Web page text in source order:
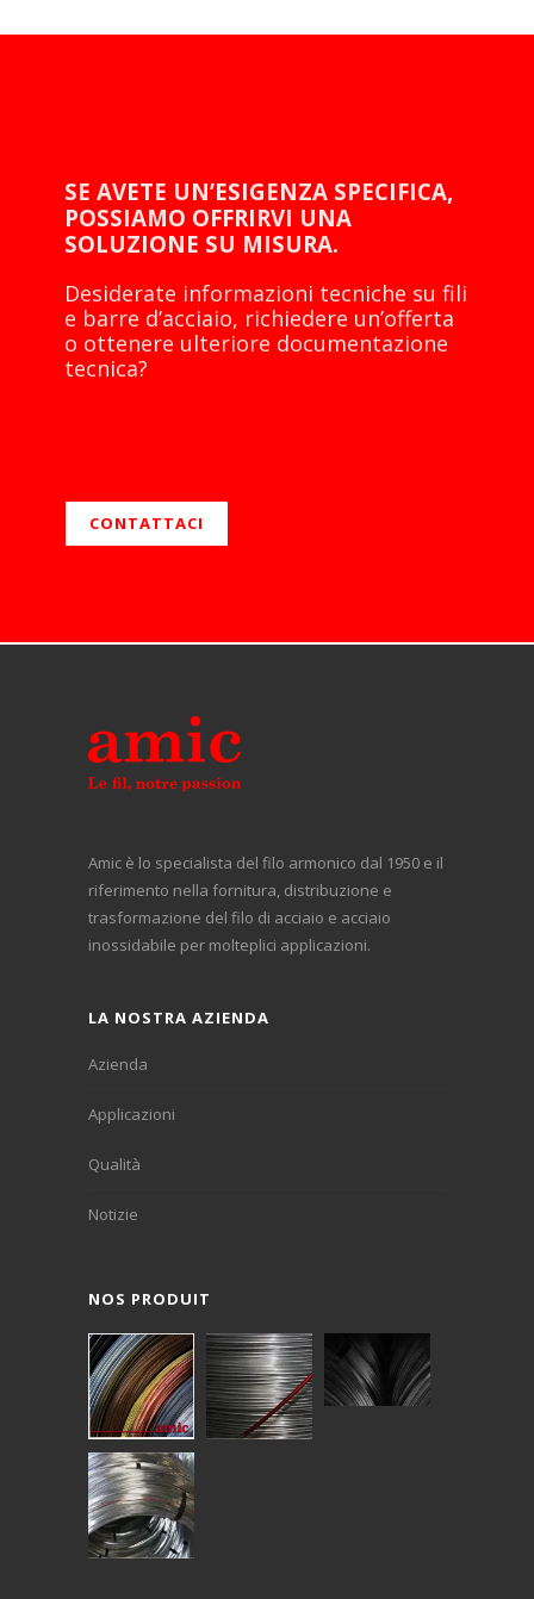
SE AVETE UN’ESIGENZA SPECIFICA,
POSSIAMO OFFRIRVI UNA
SOLUZIONE SU MISURA.
Desiderate informazioni tecniche su fili
e barre d’acciaio, richiedere un’offerta
o ottenere ulteriore documentazione
tecnica?
CONTATTACI
Amic è lo specialista del filo armonico dal 1950 e il
riferimento nella fornitura, distribuzione e
trasformazione del filo di acciaio e acciaio
inossidabile per molteplici applicazioni.
LA NOSTRA AZIENDA
Azienda
Applicazioni
Qualità
Notizie
NOS PRODUIT